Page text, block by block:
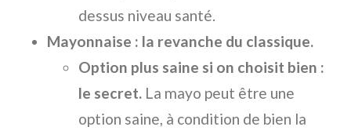
dessus niveau santé.
Mayonnaise : la revanche du classique.
Option plus saine si on choisit bien :
le secret. La mayo peut être une
option saine, à condition de bien la